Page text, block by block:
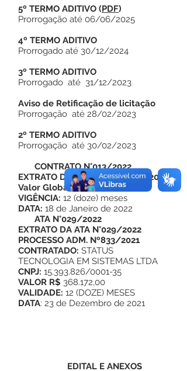
5º TERMO ADITIVO (PDF)
Prorrogação até 06/06/2025
4º TERMO ADITIVO
Prorrogado até 30/12/2024
3º TERMO ADITIVO
Prorrogado até 31/12/2023
Aviso de Retificação de licitação
Prorrogação até 28/02/2023
2º TERMO ADITIVO
Prorrogação até 30/02/2023
CONTRATO N°013/2022
EXTRATO DO CONTRATO Nº13/2022
Valor Global R$251.748,00
VIGÊNCIA: 12 (doze) meses
DATA: 18 de Janeiro de 2022
ATA N°029/2022
EXTRATO DA ATA N°029/2022
PROCESSO ADM. Nº833/2021
CONTRATADO: STATUS
TECNOLOGIA EM SISTEMAS LTDA
CNPJ: 15.393.826/0001-35
VALOR R$ 368.172,00
VALIDADE: 12 (DOZE) MESES
DATA: 23 de Dezembro de 2021
EDITAL E ANEXOS